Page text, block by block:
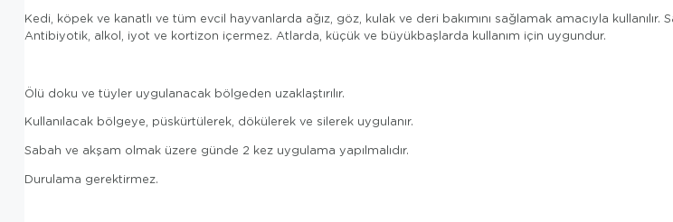
Kedi, köpek ve kanatlı ve tüm evcil hayvanlarda ağız, göz, kulak ve deri bakımını sağlamak amacıyla
Antibiyotik, alkol, iyot ve kortizon içermez. Atlarda, küçük ve büyükbaşlarda kullanım için uygundur.
Ölü doku ve tüyler uygulanacak bölgeden uzaklaştırılır.
Kullanılacak bölgeye, püskürtülerek, dökülerek ve silerek uygulanır.
Sabah ve akşam olmak üzere günde 2 kez uygulama yapılmalıdır.
Durulama gerektirmez.